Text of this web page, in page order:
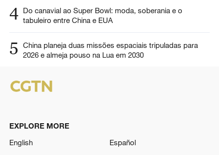
4 Do canavial ao Super Bowl: moda, soberania e o
tabuleiro entre China e EUA
5
China planeja duas missões espaciais tripuladas para
2026 e almeja pouso na Lua em 2030
EXPLORE MORE
English
Español